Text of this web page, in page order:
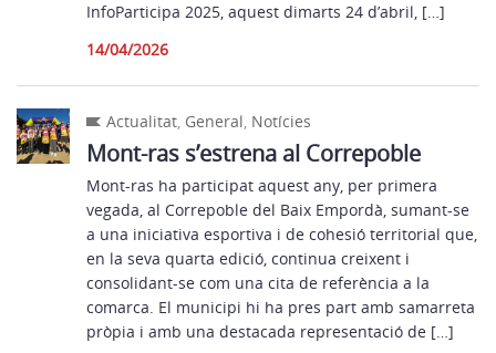
InfoParticipa 2025, aquest dimarts 24 d’abril, […]
14/04/2026
Actualitat, General, Notícies
Mont-ras s’estrena al Correpoble
Mont-ras ha participat aquest any, per primera
vegada, al Correpoble del Baix Empordà, sumant-se
a una iniciativa esportiva i de cohesió territorial que,
en la seva quarta edició, continua creixent i
consolidant-se com una cita de referència a la
comarca. El municipi hi ha pres part amb samarreta
pròpia i amb una destacada representació de […]